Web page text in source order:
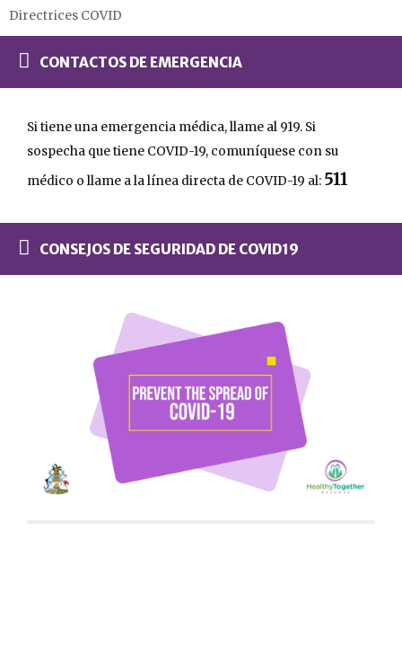
Directrices COVID
CONTACTOS DE EMERGENCIA
Si tiene una emergencia médica, llame al 919. Si
sospecha que tiene COVID-19, comuníquese con su
médico o llame a la línea directa de COVID-19 al: 511
CONSEJOS DE SEGURIDAD DE COVID19